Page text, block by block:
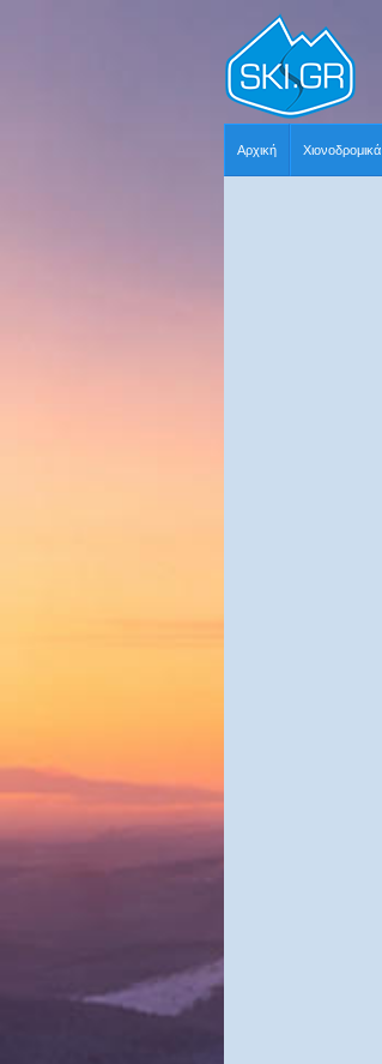
Αρχική Χιονοδρομικά